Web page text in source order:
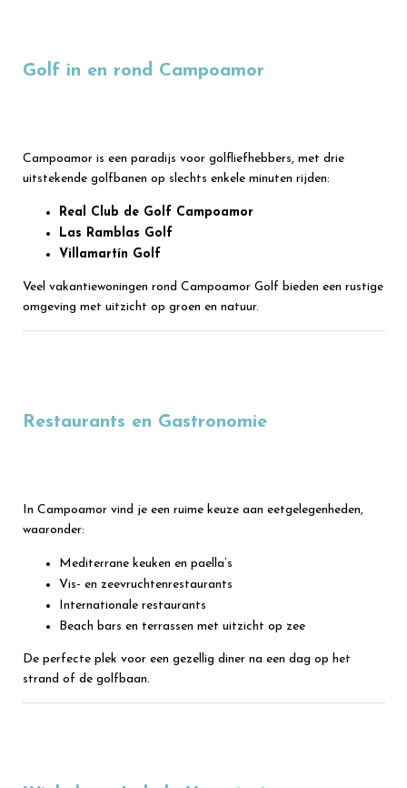
Golf in en rond Campoamor
Campoamor is een paradijs voor golfliefhebbers, met drie
uitstekende golfbanen op slechts enkele minuten rijden:
Real Club de Golf Campoamor
Las Ramblas Golf
Villamartín Golf
Veel vakantiewoningen rond Campoamor Golf bieden een rustige
omgeving met uitzicht op groen en natuur.
Restaurants en Gastronomie
In Campoamor vind je een ruime keuze aan eetgelegenheden,
waaronder:
Mediterrane keuken en paella’s
Vis- en zeevruchtenrestaurants
Internationale restaurants
Beach bars en terrassen met uitzicht op zee
De perfecte plek voor een gezellig diner na een dag op het
strand of de golfbaan.